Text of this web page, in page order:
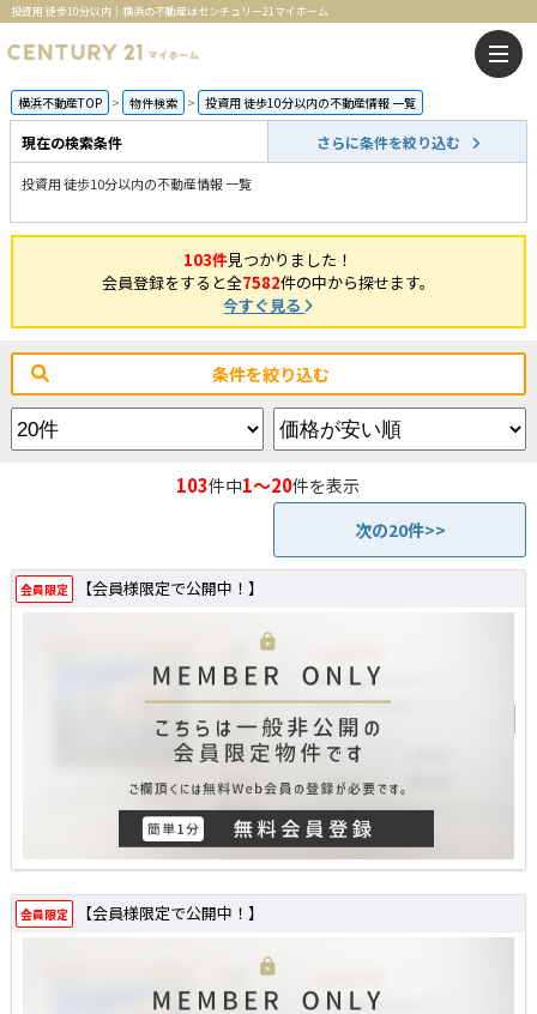
投資用 徒歩10分以内｜横浜の不動産はセンチュリー21マイホーム
横浜不動産TOP 物件検索 投資用 徒歩10分以内の不動産情報 一覧
現在の検索条件 さらに条件を絞り込む
投資用 徒歩10分以内の不動産情報 一覧
103件見つかりました！
会員登録をすると全7582件の中から探せます。
今すぐ見る
条件を絞り込む
103件中1～20件を表示
次の20件>>
会員限定 【会員様限定で公開中！】
会員限定 【会員様限定で公開中！】